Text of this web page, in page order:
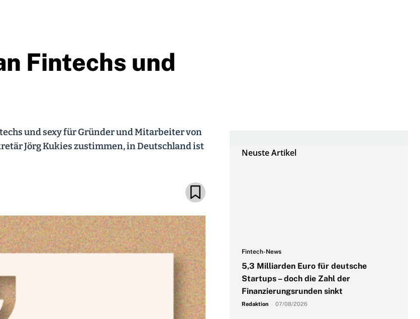
Fintechs und
und sexy für Gründer und Mitarbeiter von
Jörg Kukies zustimmen, in Deutschland ist
Neuste Artikel
Fintech-News
5,3 Milliarden Euro für deutsche
Startups – doch die Zahl der
Finanzierungsrunden sinkt
Redaktion 07/08/2026